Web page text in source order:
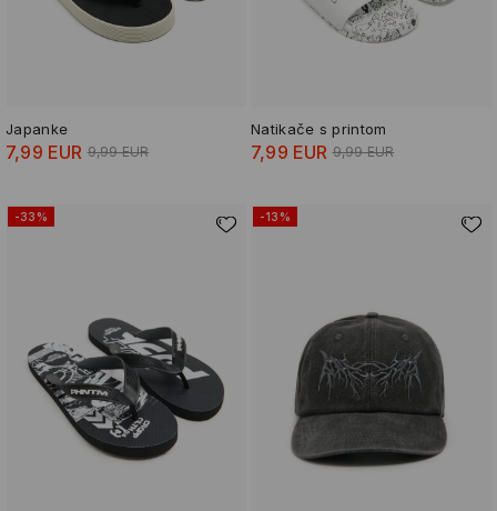
Japanke
7,99 EUR 9,99 EUR
Natikače s printom
7,99 EUR 9,99 EUR
-33% -13%